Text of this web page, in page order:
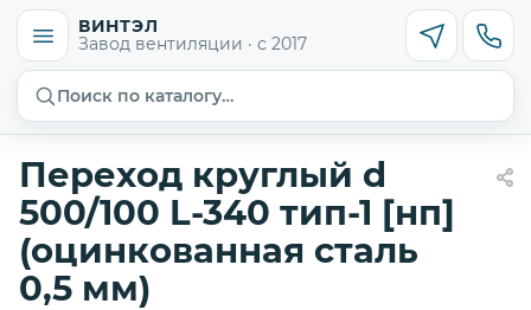
ВИНТЭЛ
Завод вентиляции · с 2017
Поиск по каталогу…
Переход круглый d
500/100 L-340 тип-1 [нп]
(оцинкованная сталь
0,5 мм)